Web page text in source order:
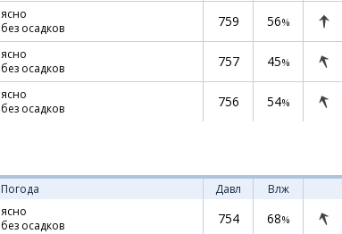
ясно
без осадков
759 56%
ясно
без осадков
757 45%
ясно
без осадков
756 54%
Погода Давл Влж
ясно
без осадков
754 68%